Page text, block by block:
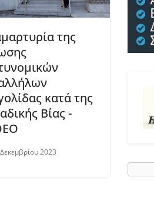
της
κατά της
Βίας -
2023